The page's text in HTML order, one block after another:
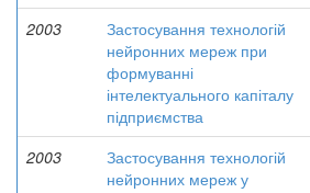
2003
Застосування технологій
нейронних мереж при
формуванні
інтелектуального капіталу
підприємства
2003
Застосування технологій
нейронних мереж у